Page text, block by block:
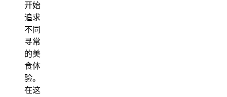
开始
追求
不同
寻常
的美
食体
验。
在这